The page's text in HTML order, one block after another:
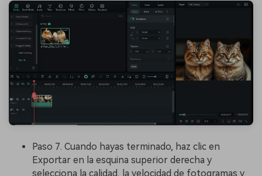
Paso 7. Cuando hayas terminado, haz clic en
Exportar en la esquina superior derecha y
selecciona la calidad, la velocidad de fotogramas y